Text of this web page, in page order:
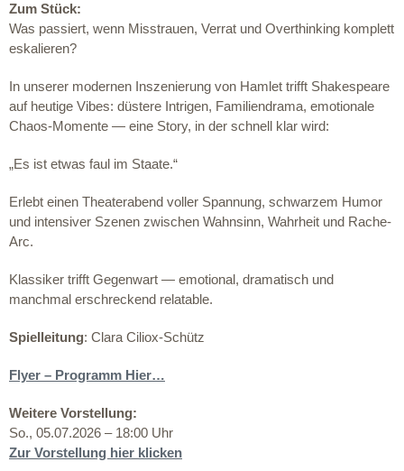
Zum Stück:
Was passiert, wenn Misstrauen, Verrat und Overthinking komplett
eskalieren?
In unserer modernen Inszenierung von Hamlet trifft Shakespeare
auf heutige Vibes: düstere Intrigen, Familiendrama, emotionale
Chaos-Momente — eine Story, in der schnell klar wird:
„Es ist etwas faul im Staate.“
Erlebt einen Theaterabend voller Spannung, schwarzem Humor
und intensiver Szenen zwischen Wahnsinn, Wahrheit und Rache-
Arc.
Klassiker trifft Gegenwart — emotional, dramatisch und
manchmal erschreckend relatable.
Spielleitung: Clara Ciliox-Schütz
Flyer – Programm Hier…
Weitere Vorstellung:
So., 05.07.2026 – 18:00 Uhr
Zur Vorstellung hier klicken